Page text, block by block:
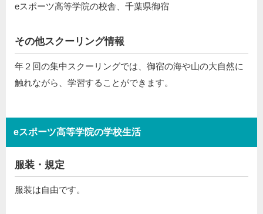
eスポーツ高等学院の校舎、千葉県御宿
その他スクーリング情報
年２回の集中スクーリングでは、御宿の海や山の大自然に
触れながら、学習することができます。
eスポーツ高等学院の学校生活
服装・規定
服装は自由です。